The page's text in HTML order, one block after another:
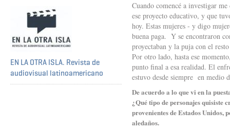
EN LA OTRA ISLA. Revista de
audiovisual latinoamericano
Cuando comencé a investigar
ese proyecto educativo, y que
hoy. Estas mujeres - y digo
buena paga. Y se encontraron
proyectaban y la puja con el
Por otro lado, hasta ese
punto final a esa realidad. El
estuvo desde siempre en medio
De acuerdo a lo que vi en la
¿Qué tipo de personajes quisiste
provenientes de Estados Unidos,
aledaños.